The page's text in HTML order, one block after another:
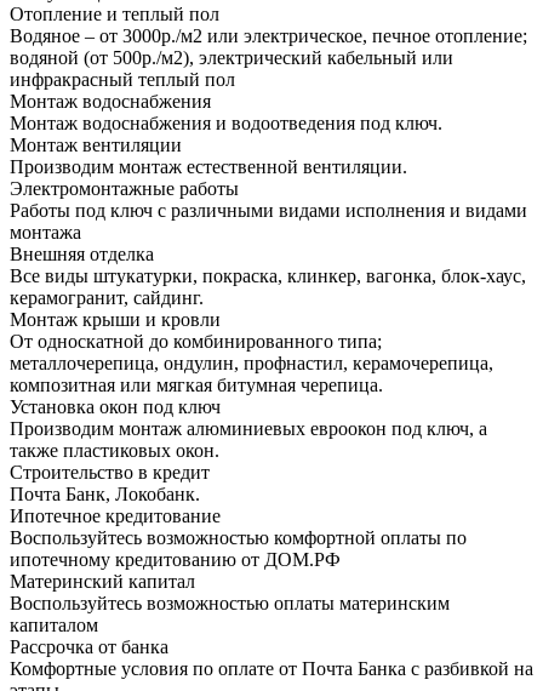
Отопление и теплый пол
Водяное – от 3000р./м2 или электрическое, печное отопление;
водяной (от 500р./м2), электрический кабельный или
инфракрасный теплый пол
Монтаж водоснабжения
Монтаж водоснабжения и водоотведения под ключ.
Монтаж вентиляции
Производим монтаж естественной вентиляции.
Электромонтажные работы
Работы под ключ с различными видами исполнения и видами
монтажа
Внешняя отделка
Все виды штукатурки, покраска, клинкер, вагонка, блок-хаус,
керамогранит, сайдинг.
Монтаж крыши и кровли
От односкатной до комбинированного типа;
металлочерепица, ондулин, профнастил, керамочерепица,
композитная или мягкая битумная черепица.
Установка окон под ключ
Производим монтаж алюминиевых евроокон под ключ, а
также пластиковых окон.
Строительство в кредит
Почта Банк, Локобанк.
Ипотечное кредитование
Воспользуйтесь возможностью комфортной оплаты по
ипотечному кредитованию от ДОМ.РФ
Материнский капитал
Воспользуйтесь возможностью оплаты материнским
капиталом
Рассрочка от банка
Комфортные условия по оплате от Почта Банка с разбивкой на